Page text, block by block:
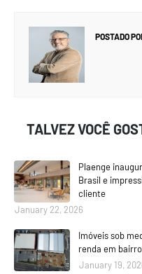
POSTADO
TALVEZ VOCÊ
Plaenge
Brasil e
cliente
January 22, 2026
Imóveis sob
renda em
January 19,